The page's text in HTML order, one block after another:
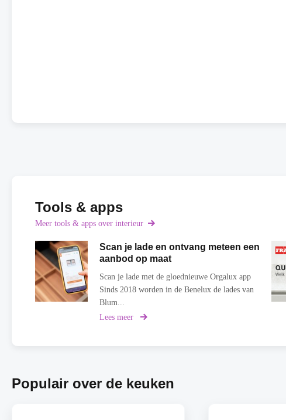
Tools & apps
Meer tools & apps over interieur
Scan je lade en ontvang meteen een
aanbod op maat
Scan je lade met de gloednieuwe Orgalux app
Sinds 2018 worden in de Benelux de lades van
Blum...
Lees meer
over
meteen
Populair over de keuken